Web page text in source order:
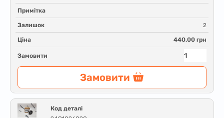
Примітка
Залишок 2
Ціна 440.00 грн
Замовити
Замовити
Код деталі